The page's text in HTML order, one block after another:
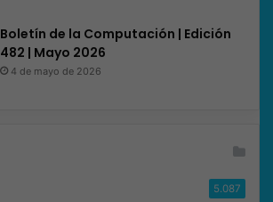
Boletín de la Computación | Edición
482 | Mayo 2026
4 de mayo de 2026
5.087